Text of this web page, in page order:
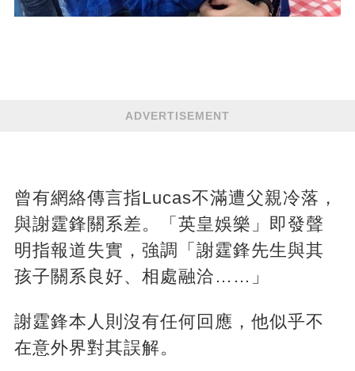
ADVERTISEMENT
曾有網絡傳言指Lucas不滿遭父親冷落，
與謝霆鋒關系差。「英皇娛樂」即發聲
明指報道失實，強調「謝霆鋒先生與其
孩子關系良好、相處融洽……」
謝霆鋒本人則沒有任何回應，他似乎不
在意外界對其誤解。